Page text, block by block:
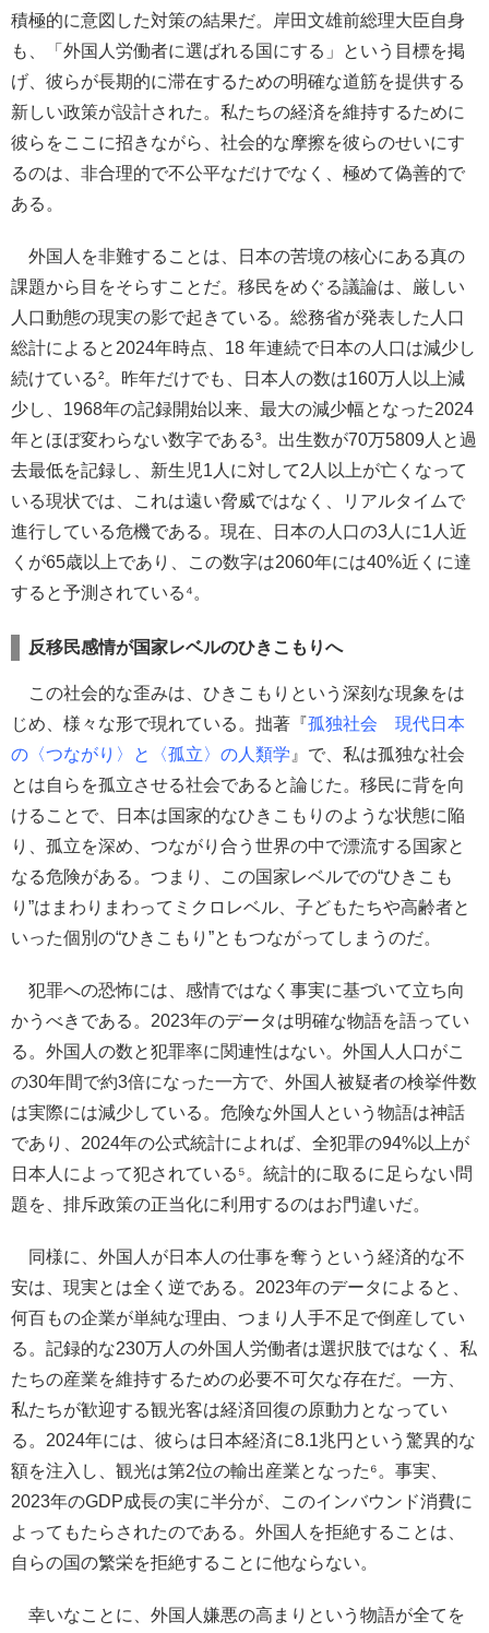
積極的に意図した対策の結果だ。岸田文雄前総理大臣自身
も、「外国人労働者に選ばれる国にする」という目標を掲
げ、彼らが長期的に滞在するための明確な道筋を提供する
新しい政策が設計された。私たちの経済を維持するために
彼らをここに招きながら、社会的な摩擦を彼らのせいにす
るのは、非合理的で不公平なだけでなく、極めて偽善的で
ある。
外国人を非難することは、日本の苦境の核心にある真の
課題から目をそらすことだ。移民をめぐる議論は、厳しい
人口動態の現実の影で起きている。総務省が発表した人口
総計によると2024年時点、18 年連続で日本の人口は減少し
続けている²。昨年だけでも、日本人の数は160万人以上減
少し、1968年の記録開始以来、最大の減少幅となった2024
年とほぼ変わらない数字である³。出生数が70万5809人と過
去最低を記録し、新生児1人に対して2人以上が亡くなって
いる現状では、これは遠い脅威ではなく、リアルタイムで
進行している危機である。現在、日本の人口の3人に1人近
くが65歳以上であり、この数字は2060年には40%近くに達
すると予測されている⁴。
反移民感情が国家レベルのひきこもりへ
この社会的な歪みは、ひきこもりという深刻な現象をは
じめ、様々な形で現れている。拙著『孤独社会 現代日本
の〈つながり〉と〈孤立〉の人類学 』で、私は孤独な社会
とは自らを孤立させる社会であると論じた。移民に背を向
けることで、日本は国家的なひきこもりのような状態に陥
り、孤立を深め、つながり合う世界の中で漂流する国家と
なる危険がある。つまり、この国家レベルでの“ひきこも
り”はまわりまわってミクロレベル、子どもたちや高齢者と
いった個別の“ひきこもり”ともつながってしまうのだ。
犯罪への恐怖には、感情ではなく事実に基づいて立ち向
かうべきである。2023年のデータは明確な物語を語ってい
る。外国人の数と犯罪率に関連性はない。外国人人口がこ
の30年間で約3倍になった一方で、外国人被疑者の検挙件数
は実際には減少している。危険な外国人という物語は神話
であり、2024年の公式統計によれば、全犯罪の94%以上が
日本人によって犯されている⁵。統計的に取るに足らない問
題を、排斥政策の正当化に利用するのはお門違いだ。
同様に、外国人が日本人の仕事を奪うという経済的な不
安は、現実とは全く逆である。2023年のデータによると、
何百もの企業が単純な理由、つまり人手不足で倒産してい
る。記録的な230万人の外国人労働者は選択肢ではなく、私
たちの産業を維持するための必要不可欠な存在だ。一方、
私たちが歓迎する観光客は経済回復の原動力となってい
る。2024年には、彼らは日本経済に8.1兆円という驚異的な
額を注入し、観光は第2位の輸出産業となった⁶。事実、
2023年のGDP成長の実に半分が、このインバウンド消費に
よってもたらされたのである。外国人を拒絶することは、
自らの国の繁栄を拒絶することに他ならない。
幸いなことに、外国人嫌悪の高まりという物語が全てを